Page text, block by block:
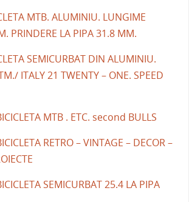
MTB. ALUMINIU. LUNGIME
PRINDERE LA PIPA 31.8 MM.
SEMICURBAT DIN ALUMINIU.
ITALY 21 TWENTY – ONE. SPEED
MTB . ETC. second BULLS
RETRO – VINTAGE – DECOR –
SEMICURBAT 25.4 LA PIPA